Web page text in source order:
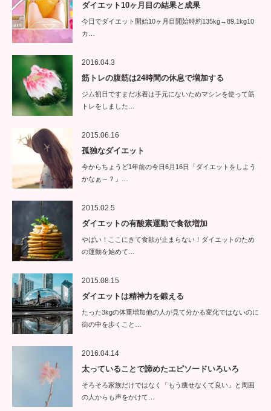
ダイエット10ヶ月目の結果と成果
今日でダイエット開始10ヶ月目開始時約135kg→89.1kg10
カ…
2016.04.3
筋トレの腹筋は24時間の休息で増加する
ジム初日ですまだ水着は手元にないためマシンを使って筋
トレをしました…
2015.06.16
孤独なダイエット
今からちょうど1年前の今日6月16日「ダイエットをしよう
かなぁ～？」…
2015.02.5
ダイエットの有酸素運動で食欲増加
やばい！ここにきて食欲が止まらない！ダイエットのため
の運動を始めて…
2015.08.15
ダイエットは精神力を鍛える
たった3kgの体重増加他の人が見て分かる変化ではないのに
街の中を歩くこと…
2016.04.14
太っていることで諦めたエピソードいろいろ
そろそろ家族だけではなく「もう痩せなくて良い」と周囲
の人からも声をかけて…